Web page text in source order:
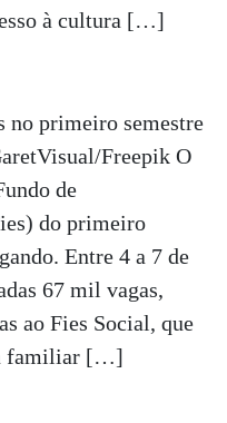
à cultura […]
no primeiro semestre
Freepik O
de
do primeiro
Entre 4 a 7 de
67 mil vagas,
ao Fies Social, que
familiar […]